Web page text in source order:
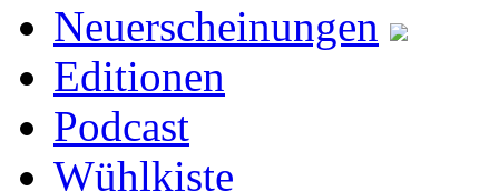
Neuerscheinungen
Editionen
Podcast
Wühlkiste